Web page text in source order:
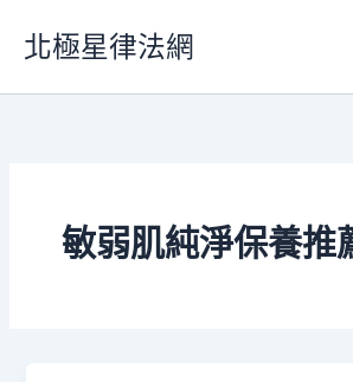
要
北極星律法網
敏弱肌純淨保養推